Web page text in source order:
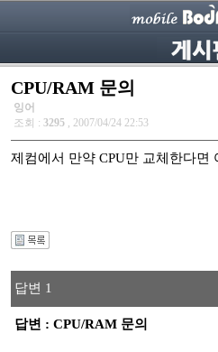
CPU/RAM 문의
잉어
조회 : 3295 , 2007/04/24 22:53
제컴에서 만약 CPU만 교체한다면
답변 1
답변 : CPU/RAM 문의